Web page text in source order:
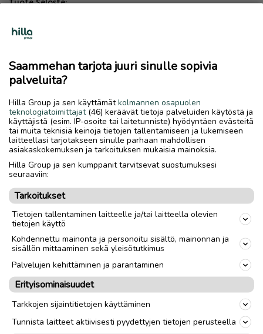
Tuote Seloste:
2.10" Erinomainen maastopyörän nastarengas työmatka-
ajosta jäisille metsäpoluille. Ketterä ja urheilullinen rengas,
kaikilla keleillä ja alustoilla.
Koko: 54-559
Käyttöpaine: 2,0-4,0 bar (30-55 psi)
Maks. kuormitettavuus: 100 kg per rengas.
Mallikuva kys nastakumista:
//cdn.verk.net/kuvastin/w:816/h:510/rt:fit/q:80/sh:0.5/plain/i
mages/44/2_226456-768x672.jpeg
vaihtokaupassa otetaan vastaan, esim: risat-romut-vajaat
mopot-skootterit kiinalaiset jne.
cagiva4ever@yahoo.com
nolla4o-8742o6neljä ( ei Tekstareita !! )
Soitot mieluiten 18:00 jälkeen.
@ paras, sinne suoraan vaihtokauppa osa kuvat tietoineen !
ei kuvia kännykkään !
Saammehan tarjota juuri sinulle sopivia
palveluita?
Hilla Group ja sen käyttämätkolmannen osapuolen
teknologiatoimittajat(46) keräävät tietoja palveluiden käytöstä ja
käyttäjistä (esim. IP-osoite tai laitetunniste) hyödyntäen evästeitä
tai muita teknisiä keinoja tietojen tallentamiseen ja lukemiseen
laitteellasi tarjotakseen sinulle parhaan mahdollisen
asiakaskokemuksen ja tarkoituksen mukaisia mainoksia.
Hilla Group ja sen kumppanit tarvitsevat suostumuksesi
seuraaviin:
Tarkoitukset
Tietojen tallentaminen laitteelle ja/tai laitteella olevien
tietojen käyttö
Kohdennettu mainonta ja personoitu sisältö, mainonnan ja
sisällön mittaaminen sekä yleisötutkimus
Palvelujen kehittäminen ja parantaminen
Erityisominaisuudet
Tarkkojen sijaintitietojen käyttäminen
Tunnista laitteet aktiivisesti pyydettyjen tietojen perusteella